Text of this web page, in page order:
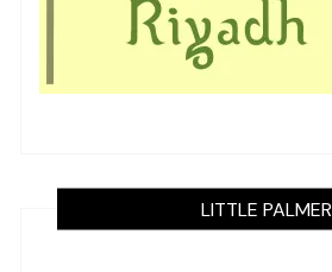
LITTLE PALMER